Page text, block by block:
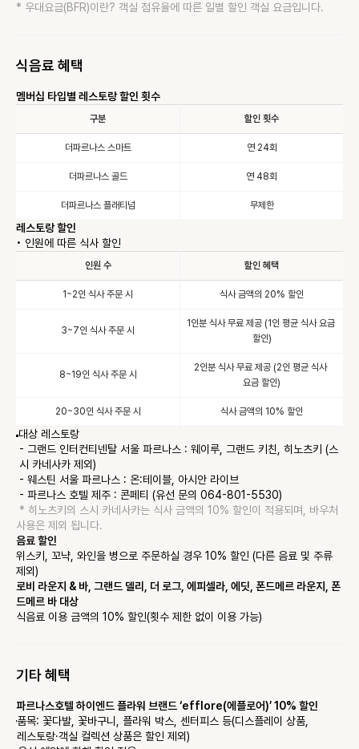
* 우대요금(BFR)이란? 객실 점유율에 따른 일별 할인 객실 요금입니다.
식음료 혜택
멤버십 타입별 레스토랑 할인 횟수
구분 할인 횟수
더파르나스 스마트 연 24회
더파르나스 골드 연 48회
더파르나스 플래티넘 무제한
레스토랑 할인
• 인원에 따른 식사 할인
인원 수 할인 혜택
1~2인 식사 주문 시 식사 금액의 20% 할인
3~7인 식사 주문 시
1인분 식사 무료 제공 (1인 평균 식사 요금
할인)
8~19인 식사 주문 시
2인분 식사 무료 제공 (2인 평균 식사
요금 할인)
20~30인 식사 주문 시 식사 금액의 10% 할인
대상 레스토랑
- 그랜드 인터컨티넨탈 서울 파르나스 : 웨이루, 그랜드 키친, 히노츠키 (스
시 카네사카 제외)
- 웨스틴 서울 파르나스 : 온:테이블, 아시안 라이브
- 파르나스 호텔 제주 : 콘페티 (유선 문의 064-801-5530)
* 히노츠키의 스시 카네사카는 식사 금액의 10% 할인이 적용되며, 바우처
사용은 제외 됩니다.
음료 할인
위스키, 꼬냑, 와인을 병으로 주문하실 경우 10% 할인 (다른 음료 및 주류
제외)
로비 라운지 & 바, 그랜드 델리, 더 로그, 에피셀라, 에딧, 폰드메르 라운지, 폰
드메르 바 대상
식음료 이용 금액의 10% 할인(횟수 제한 없이 이용 가능)
기타 혜택
파르나스호텔 하이엔드 플라워 브랜드 ‘efflore(에플로어)’ 10% 할인
품목: 꽃다발, 꽃바구니, 플라워 박스, 센터피스 등(디스플레이 상품,
레스토랑·객실 컬렉션 상품은 할인 제외)